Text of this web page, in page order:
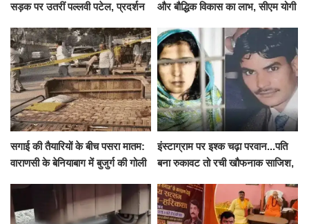
सड़क पर उतरीं पल्लवी पटेल, प्रदर्शन
और बौद्धिक विकास का लाभ, सीएम योगी
सगाई की तैयारियों के बीच पसरा मातम:
वाराणसी के बेनियाबाग में बुजुर्ग की गोली
इंस्टाग्राम पर इश्क चढ़ा परवान...पति
बना रुकावट तो रची खौफनाक साजिश,
के घाट